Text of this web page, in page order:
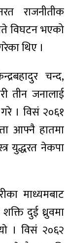
राजनीतीक
विघटन भएको
थिए ।
चन्द,
तीन जनालाई
। विसं २०६१
आफ्नै हातमा
युद्धरत नेकपा
माध्यमबाट
दुई ध्रुवमा
। विसं २०६२